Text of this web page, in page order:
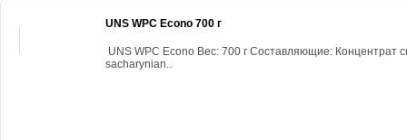
UNS WPC Econo 700 г
UNS WPC Econo Вес: 700 г Составляющие: Концентрат
sacharynian..